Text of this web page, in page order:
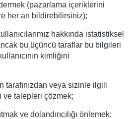
(pazarlama içeriklerini
her an bildirebilirsiniz);
hakkında istatistiksel
bu üçüncü taraflar bu bilgileri
kimliğini
tarafınızdan veya sizinle ilgili
ve talepleri çözmek;
ve dolandırıcılığı önlemek;